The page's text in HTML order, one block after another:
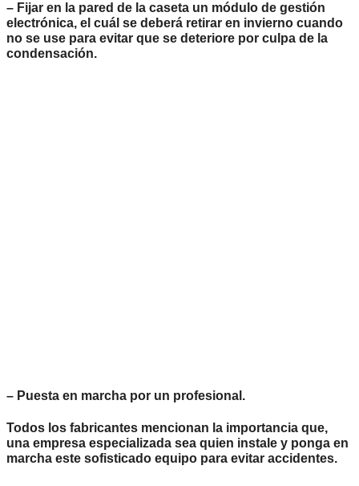
– Fijar en la pared de la caseta un módulo de gestión
electrónica, el cuál se deberá retirar en invierno cuando
no se use para evitar que se deteriore por culpa de la
condensación.
– Puesta en marcha por un profesional.
Todos los fabricantes mencionan la importancia que,
una empresa especializada sea quien instale y ponga en
marcha este sofisticado equipo para evitar accidentes.